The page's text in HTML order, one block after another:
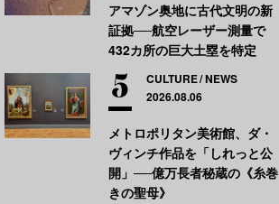
アマゾン奥地に古代文明の新
証拠──航空レーザー測量で
432カ所の巨大土塁を特定
CULTURE NEWS
2026.08.06
メトロポリタン美術館、ダ・
ヴィンチ作品を「しれっと公
開」──億万長者秘蔵の《糸巻
きの聖母》